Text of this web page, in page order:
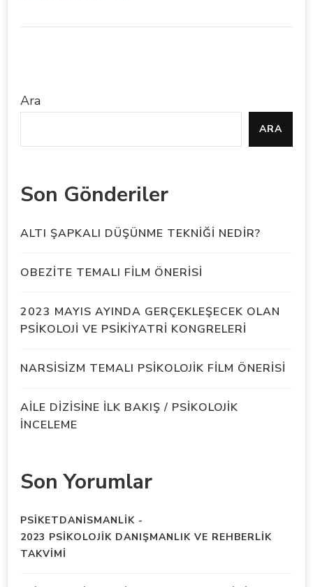
Ara
ARA
Son Gönderiler
ALTI ŞAPKALI DÜŞÜNME TEKNİĞİ NEDİR?
OBEZİTE TEMALI FİLM ÖNERİSİ
2023 MAYIS AYINDA GERÇEKLEŞECEK OLAN
PSİKOLOJİ VE PSİKİYATRİ KONGRELERİ
NARSİSİZM TEMALI PSİKOLOJİK FİLM ÖNERİSİ
AİLE DİZİSİNE İLK BAKIŞ / PSİKOLOJİK
İNCELEME
Son Yorumlar
PSIKETDANISMANLIK -
2023 PSİKOLOJİK DANIŞMANLIK VE REHBERLİK
TAKVİMİ